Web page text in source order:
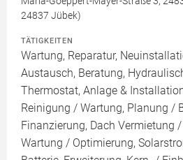
24837 Jübek)
TÄTIGKEITEN
Wartung, Reparatur,
Austausch, Beratung,
Thermostat, Anlage &
Reinigung / Wartung, Planung /
Finanzierung, Dach Vermietung
Wartung / Optimierung,